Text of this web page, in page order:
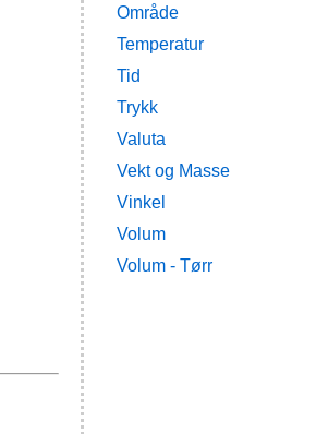
Område
Temperatur
Tid
Trykk
Valuta
Vekt og Masse
Vinkel
Volum
Volum - Tørr